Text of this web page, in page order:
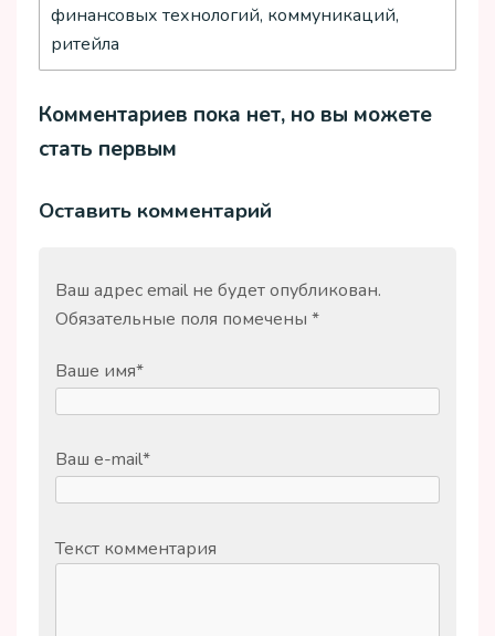
финансовых технологий, коммуникаций,
ритейла
Комментариев пока нет, но вы можете
стать первым
Оставить комментарий
Ваш адрес email не будет опубликован.
Обязательные поля помечены *
Ваше имя*
Ваш e-mail*
Текст комментария